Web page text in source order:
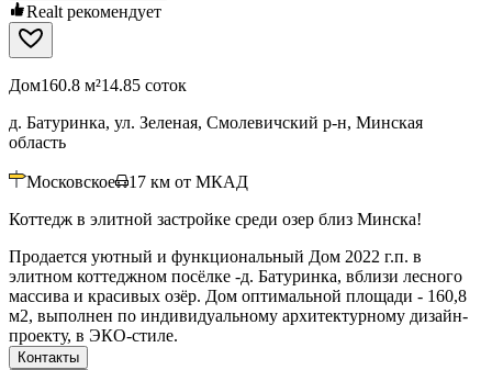
Realt рекомендует
Дом160.8 м²14.85 соток
д. Батуринка, ул. Зеленая, Смолевичский р-н, Минская
область
Московское 17 км от МКАД
Коттедж в элитной застройке среди озер близ Минска!
Продается уютный и функциональный Дом 2022 г.п. в
элитном коттеджном посёлке -д. Батуринка, вблизи лесного
массива и красивых озёр. Дом оптимальной площади - 160,8
м2, выполнен по индивидуальному архитектурному дизайн-
проекту, в ЭКО-стиле.
Контакты